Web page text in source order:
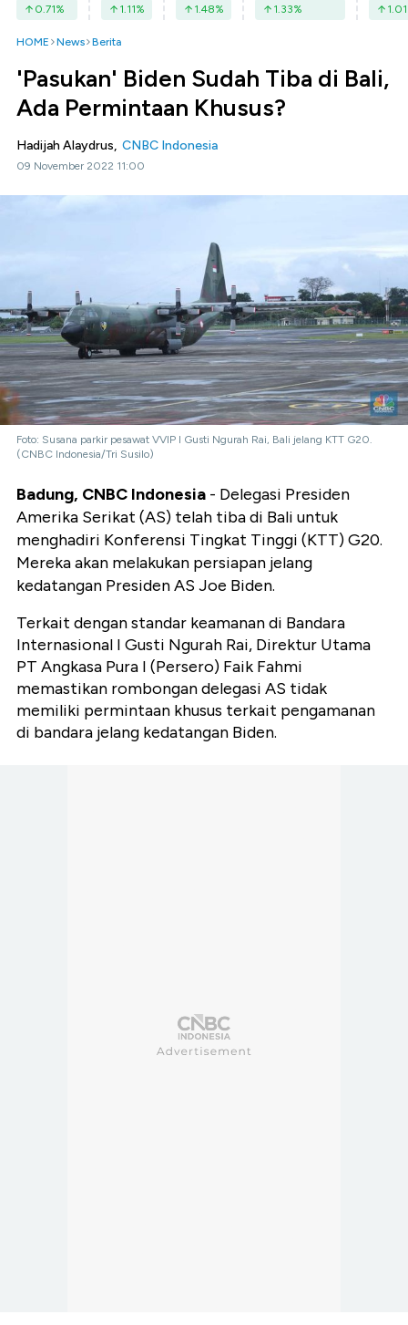
0.71% 1.11% 1.48% 1.33% 1.01
HOME News Berita
'Pasukan' Biden Sudah Tiba di Bali,
Ada Permintaan Khusus?
Hadijah Alaydrus, CNBC Indonesia
09 November 2022 11:00
Foto: Susana parkir pesawat VVIP I Gusti Ngurah Rai, Bali jelang KTT G20.
(CNBC Indonesia/Tri Susilo)
Badung, CNBC Indonesia - Delegasi Presiden
Amerika Serikat (AS) telah tiba di Bali untuk
menghadiri Konferensi Tingkat Tinggi (KTT) G20.
Mereka akan melakukan persiapan jelang
kedatangan Presiden AS Joe Biden.
Terkait dengan standar keamanan di Bandara
Internasional I Gusti Ngurah Rai, Direktur Utama
PT Angkasa Pura I (Persero) Faik Fahmi
memastikan rombongan delegasi AS tidak
memiliki permintaan khusus terkait pengamanan
di bandara jelang kedatangan Biden.